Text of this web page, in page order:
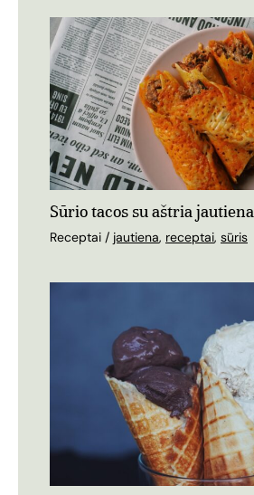
Sūrio tacos su aštria jautiena
Receptai / jautiena, receptai, sūris